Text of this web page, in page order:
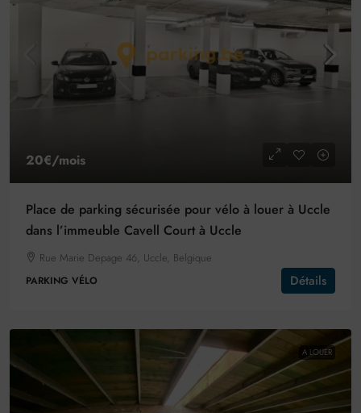
20€/mois
Place de parking sécurisée pour vélo à louer à Uccle
dans l’immeuble Cavell Court à Uccle
Rue Marie Depage 46, Uccle, Belgique
PARKING VÉLO Détails
A LOUER